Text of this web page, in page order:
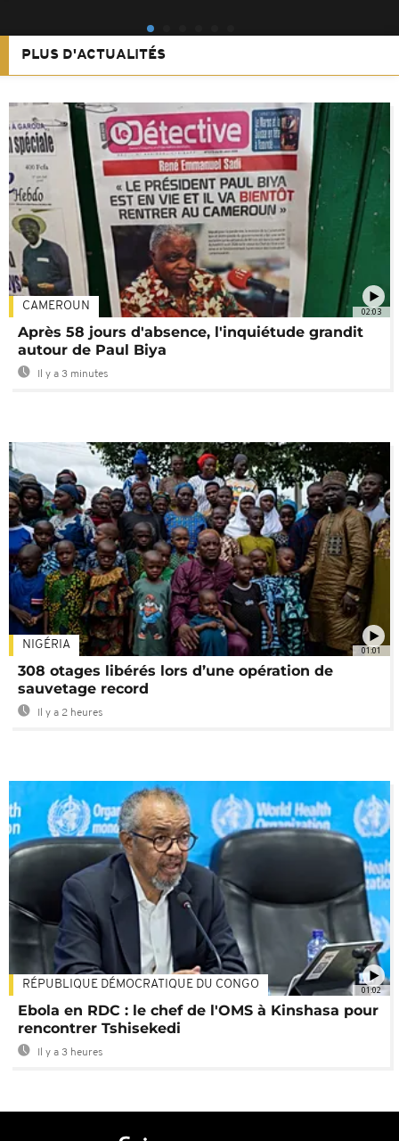
PLUS D'ACTUALITÉS
02:03
CAMEROUN
Après 58 jours d'absence, l'inquiétude grandit
autour de Paul Biya
Il y a 3 minutes
01:01
NIGÉRIA
308 otages libérés lors d’une opération de
sauvetage record
Il y a 2 heures
01:02
RÉPUBLIQUE DÉMOCRATIQUE DU CONGO
Ebola en RDC : le chef de l'OMS à Kinshasa pour
rencontrer Tshisekedi
Il y a 3 heures